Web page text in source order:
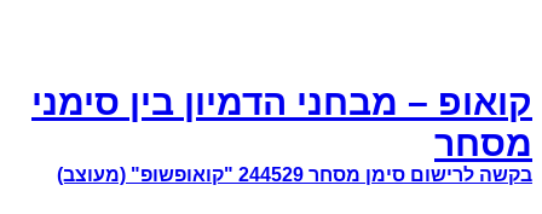
קואופ – מבחני הדמיון בין סימני
מסחר
בקשה לרישום סימן מסחר 244529 "קואופשופ" (מעוצב)